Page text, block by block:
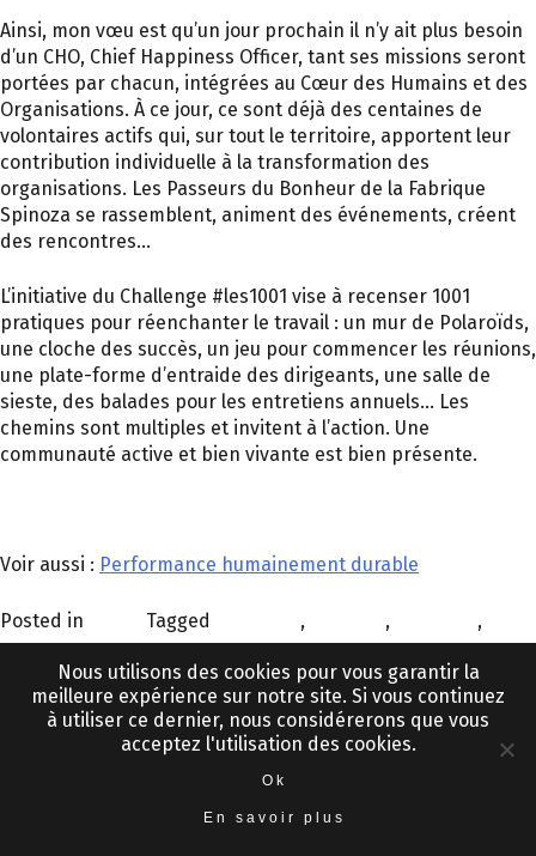
Ainsi, mon vœu est qu’un jour prochain il n’y ait plus besoin
d’un CHO, Chief Happiness Officer, tant ses missions seront
portées par chacun, intégrées au Cœur des Humains et des
Organisations. À ce jour, ce sont déjà des centaines de
volontaires actifs qui, sur tout le territoire, apportent leur
contribution individuelle à la transformation des
organisations. Les Passeurs du Bonheur de la Fabrique
Spinoza se rassemblent, animent des événements, créent
des rencontres…
L’initiative du Challenge #les1001 vise à recenser 1001
pratiques pour réenchanter le travail : un mur de Polaroïds,
une cloche des succès, un jeu pour commencer les réunions,
une plate-forme d’entraide des dirigeants, une salle de
sieste, des balades pour les entretiens annuels… Les
chemins sont multiples et invitent à l’action. Une
communauté active et bien vivante est bien présente.
Voir aussi : Performance humainement durable
Posted in Tagged , ,
,
épanouissement,satisfaction
La théorie de l’ours
by
Nous utilisons des cookies pour vous garantir la
meilleure expérience sur notre site. Si vous continuez
à utiliser ce dernier, nous considérerons que vous
acceptez l'utilisation des cookies.
Ok
En savoir plus